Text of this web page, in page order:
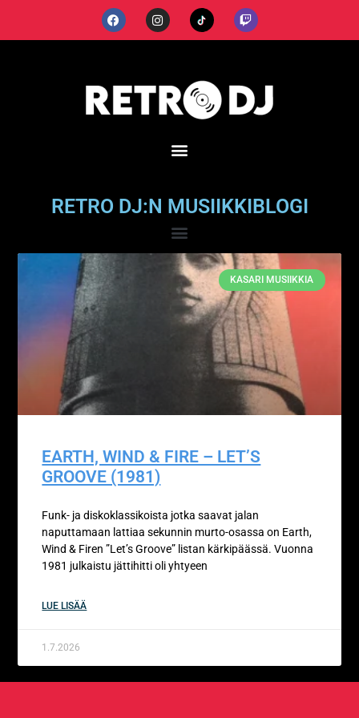
RETRO DJ:N MUSIIKKIBLOGI
KASARI MUSIIKKIA
EARTH, WIND & FIRE – LET’S
GROOVE (1981)
Funk- ja diskoklassikoista jotka saavat jalan
naputtamaan lattiaa sekunnin murto-osassa on Earth,
Wind & Firen ”Let’s Groove” listan kärkipäässä. Vuonna
1981 julkaistu jättihitti oli yhtyeen
LUE LISÄÄ
1.7.2026